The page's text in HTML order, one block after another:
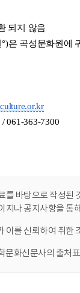
를 바탕으로 작성된
지나 공지사항을 통
이를 신뢰하여 취한
화신문사의 출처표